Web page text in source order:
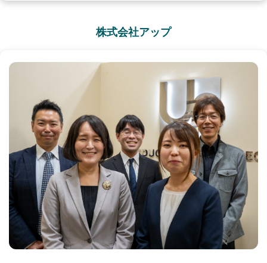
株式会社アップ